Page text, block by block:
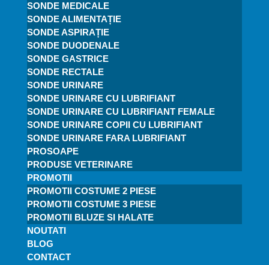
SONDE MEDICALE
SONDE ALIMENTAȚIE
SONDE ASPIRAȚIE
SONDE DUODENALE
SONDE GASTRICE
SONDE RECTALE
SONDE URINARE
SONDE URINARE CU LUBRIFIANT
SONDE URINARE CU LUBRIFIANT FEMALE
SONDE URINARE COPII CU LUBRIFIANT
SONDE URINARE FARA LUBRIFIANT
PROSOAPE
PRODUSE VETERINARE
PROMOTII
PROMOTII COSTUME 2 PIESE
PROMOTII COSTUME 3 PIESE
PROMOTII BLUZE SI HALATE
NOUTATI
BLOG
CONTACT